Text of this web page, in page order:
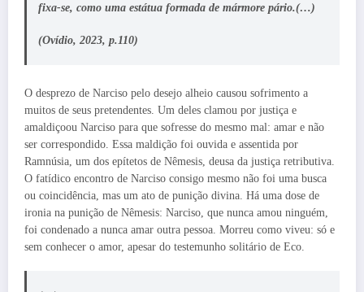
fixa-se, como uma estátua formada de mármore pário.(…)
(Ovídio, 2023, p.110)
O desprezo de Narciso pelo desejo alheio causou sofrimento a
muitos de seus pretendentes. Um deles clamou por justiça e
amaldiçoou Narciso para que sofresse do mesmo mal: amar e não
ser correspondido. Essa maldição foi ouvida e assentida por
Ramnúsia, um dos epítetos de Nêmesis, deusa da justiça retributiva.
O fatídico encontro de Narciso consigo mesmo não foi uma busca
ou coincidência, mas um ato de punição divina. Há uma dose de
ironia na punição de Nêmesis: Narciso, que nunca amou ninguém,
foi condenado a nunca amar outra pessoa. Morreu como viveu: só e
sem conhecer o amor, apesar do testemunho solitário de Eco.